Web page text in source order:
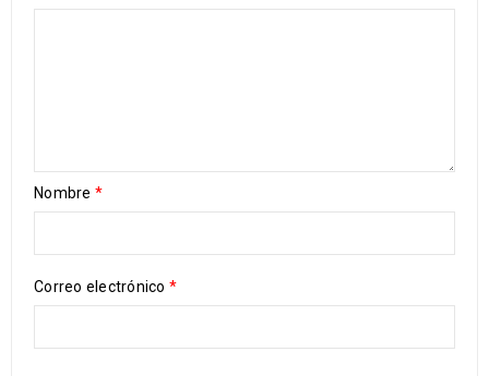
Nombre *
Correo electrónico *